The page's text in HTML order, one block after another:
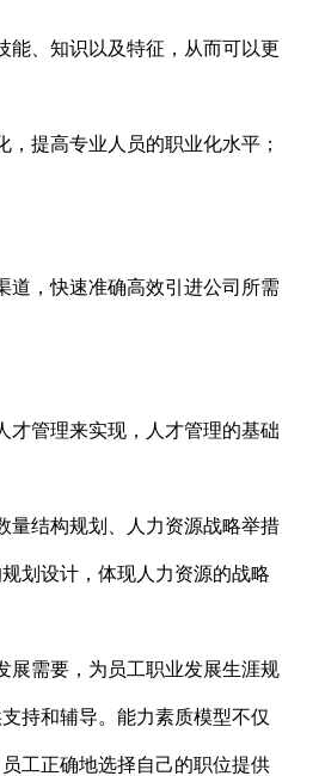
能、知识以及特征，从而可以更
提高专业人员的职业化水平；
道，快速准确高效引进公司所需
才管理来实现，人才管理的基础
量结构规划、人力资源战略举措
划设计，体现人力资源的战略
展需要，为员工职业发展生涯规
持和辅导。能力素质模型不仅
工正确地选择自己的职位提供